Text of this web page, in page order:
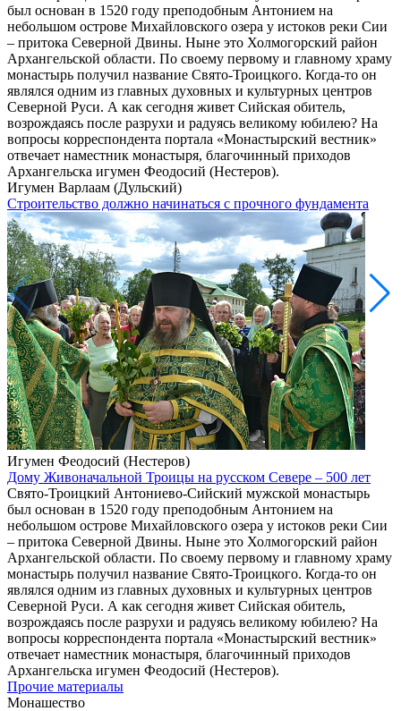
был основан в 1520 году преподобным Антонием на
небольшом острове Михайловского озера у истоков реки Сии
– притока Северной Двины. Ныне это Холмогорский район
Архангельской области. По своему первому и главному храму
монастырь получил название Свято-Троицкого. Когда-то он
являлся одним из главных духовных и культурных центров
Северной Руси. А как сегодня живет Сийская обитель,
возрождаясь после разрухи и радуясь великому юбилею? На
вопросы корреспондента портала «Монастырский вестник»
отвечает наместник монастыря, благочинный приходов
Архангельска игумен Феодосий (Нестеров).
Игумен Варлаам (Дульский)
Строительство должно начинаться с прочного фундамента
Игумен Феодосий (Нестеров)
Дому Живоначальной Троицы на русском Севере – 500 лет
Свято-Троицкий Антониево-Сийский мужской монастырь
был основан в 1520 году преподобным Антонием на
небольшом острове Михайловского озера у истоков реки Сии
– притока Северной Двины. Ныне это Холмогорский район
Архангельской области. По своему первому и главному храму
монастырь получил название Свято-Троицкого. Когда-то он
являлся одним из главных духовных и культурных центров
Северной Руси. А как сегодня живет Сийская обитель,
возрождаясь после разрухи и радуясь великому юбилею? На
вопросы корреспондента портала «Монастырский вестник»
отвечает наместник монастыря, благочинный приходов
Архангельска игумен Феодосий (Нестеров).
Прочие материалы
Монашество